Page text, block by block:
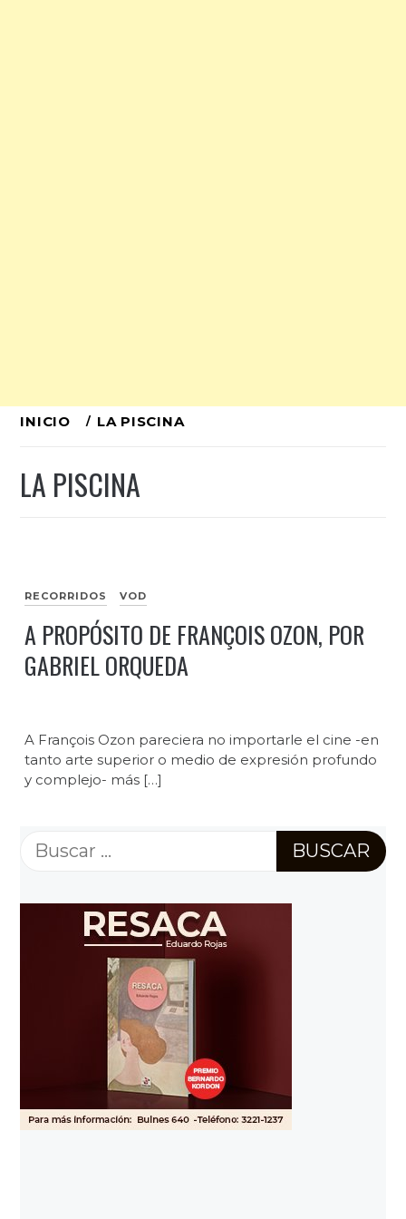
Ir
contenido
INICIO LA PISCINA
LA PISCINA
RECORRIDOS VOD
A PROPÓSITO DE FRANÇOIS OZON, POR
GABRIEL ORQUEDA
A François Ozon pareciera no importarle el cine -en
tanto arte superior o medio de expresión profundo
y complejo- más […]
Buscar: